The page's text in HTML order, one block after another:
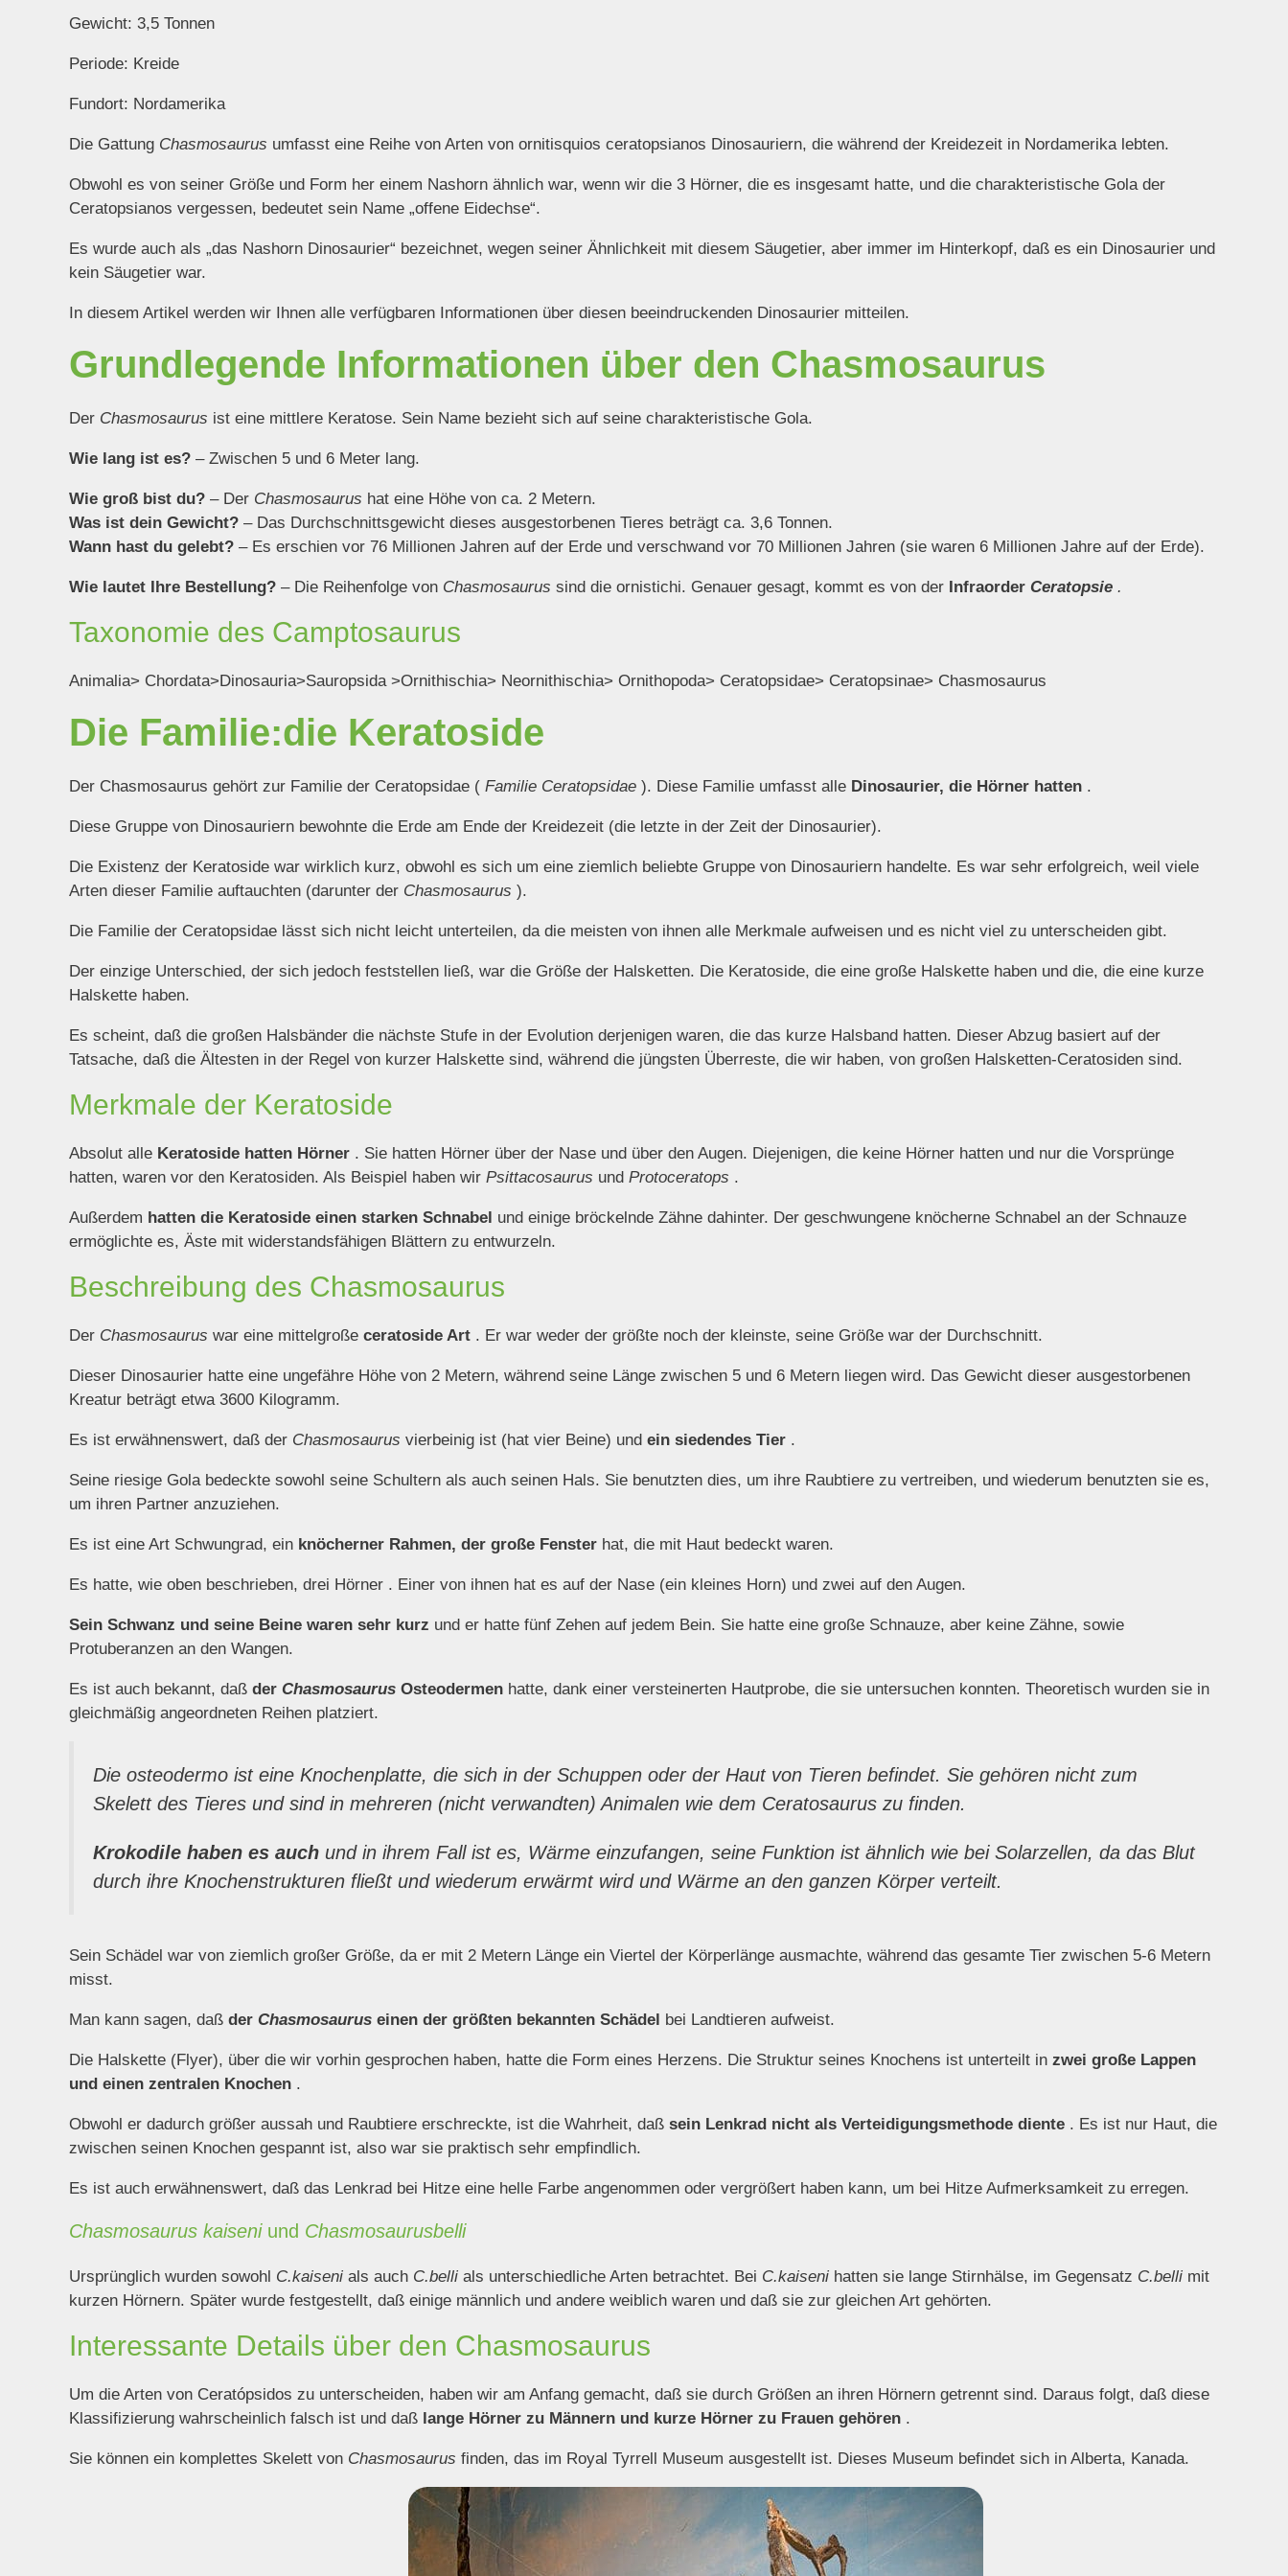
Gewicht: 3,5 Tonnen
Periode: Kreide
Fundort: Nordamerika
Die Gattung Chasmosaurus umfasst eine Reihe von Arten von ornitisquios ceratopsianos Dinosauriern, die während der Kreidezeit in Nordamerika lebten.
Obwohl es von seiner Größe und Form her einem Nashorn ähnlich war, wenn wir die 3 Hörner, die es insgesamt hatte, und die charakteristische Gola der
Ceratopsianos vergessen, bedeutet sein Name „offene Eidechse“.
Es wurde auch als „das Nashorn Dinosaurier“ bezeichnet, wegen seiner Ähnlichkeit mit diesem Säugetier, aber immer im Hinterkopf, daß es ein Dinosaurier und
kein Säugetier war.
In diesem Artikel werden wir Ihnen alle verfügbaren Informationen über diesen beeindruckenden Dinosaurier mitteilen.
Grundlegende Informationen über den Chasmosaurus
Der Chasmosaurus ist eine mittlere Keratose. Sein Name bezieht sich auf seine charakteristische Gola.
Wie lang ist es? – Zwischen 5 und 6 Meter lang.
Wie groß bist du? – Der Chasmosaurus hat eine Höhe von ca. 2 Metern.
Was ist dein Gewicht? – Das Durchschnittsgewicht dieses ausgestorbenen Tieres beträgt ca. 3,6 Tonnen.
Wann hast du gelebt? –Es erschien vor 76 Millionen Jahren auf der Erde und verschwand vor 70 Millionen Jahren (sie waren 6 Millionen Jahre auf der Erde).
Wie lautet Ihre Bestellung? – Die Reihenfolge von Chasmosaurus sind die ornistichi. Genauer gesagt, kommt es von der Infraorder Ceratopsie .
Taxonomie des Camptosaurus
Animalia> Chordata>Dinosauria>Sauropsida >Ornithischia> Neornithischia> Ornithopoda> Ceratopsidae> Ceratopsinae> Chasmosaurus
Die Familie:die Keratoside
Der Chasmosaurus gehört zur Familie der Ceratopsidae ( Familie Ceratopsidae ). Diese Familie umfasst alle Dinosaurier, die Hörner hatten .
Diese Gruppe von Dinosauriern bewohnte die Erde am Ende der Kreidezeit (die letzte in der Zeit der Dinosaurier).
Die Existenz der Keratoside war wirklich kurz, obwohl es sich um eine ziemlich beliebte Gruppe von Dinosauriern handelte. Es war sehr erfolgreich, weil viele
Arten dieser Familie auftauchten (darunter der Chasmosaurus ).
Die Familie der Ceratopsidae lässt sich nicht leicht unterteilen, da die meisten von ihnen alle Merkmale aufweisen und es nicht viel zu unterscheiden gibt.
Der einzige Unterschied, der sich jedoch feststellen ließ, war die Größe der Halsketten. Die Keratoside, die eine große Halskette haben und die, die eine kurze
Halskette haben.
Es scheint, daß die großen Halsbänder die nächste Stufe in der Evolution derjenigen waren, die das kurze Halsband hatten. Dieser Abzug basiert auf der
Tatsache, daß die Ältesten in der Regel von kurzer Halskette sind, während die jüngsten Überreste, die wir haben, von großen Halsketten-Ceratosiden sind.
Merkmale der Keratoside
Absolut alle Keratoside hatten Hörner . Sie hatten Hörner über der Nase und über den Augen. Diejenigen, die keine Hörner hatten und nur die Vorsprünge
hatten, waren vor den Keratosiden. Als Beispiel haben wir Psittacosaurus und Protoceratops .
Außerdem hatten die Keratoside einen starken Schnabel und einige bröckelnde Zähne dahinter. Der geschwungene knöcherne Schnabel an der Schnauze
ermöglichte es, Äste mit widerstandsfähigen Blättern zu entwurzeln.
Beschreibung des Chasmosaurus
Der Chasmosaurus war eine mittelgroße ceratoside Art . Er war weder der größte noch der kleinste, seine Größe war der Durchschnitt.
Dieser Dinosaurier hatte eine ungefähre Höhe von 2 Metern, während seine Länge zwischen 5 und 6 Metern liegen wird. Das Gewicht dieser ausgestorbenen
Kreatur beträgt etwa 3600 Kilogramm.
Es ist erwähnenswert, daß der Chasmosaurus vierbeinig ist (hat vier Beine) und ein siedendes Tier .
Seine riesige Gola bedeckte sowohl seine Schultern als auch seinen Hals. Sie benutzten dies, um ihre Raubtiere zu vertreiben, und wiederum benutzten sie es,
um ihren Partner anzuziehen.
Es ist eine Art Schwungrad, ein knöcherner Rahmen, der große Fenster hat, die mit Haut bedeckt waren.
Es hatte, wie oben beschrieben, drei Hörner . Einer von ihnen hat es auf der Nase (ein kleines Horn) und zwei auf den Augen.
Sein Schwanz und seine Beine waren sehr kurz und er hatte fünf Zehen auf jedem Bein. Sie hatte eine große Schnauze, aber keine Zähne, sowie
Protuberanzen an den Wangen.
Es ist auch bekannt, daß der Chasmosaurus Osteodermen hatte, dank einer versteinerten Hautprobe, die sie untersuchen konnten. Theoretisch wurden sie in
gleichmäßig angeordneten Reihen platziert.
Die osteodermo ist eine Knochenplatte, die sich in der Schuppen oder der Haut von Tieren befindet. Sie gehören nicht zum
Skelett des Tieres und sind in mehreren (nicht verwandten) Animalen wie dem Ceratosaurus zu finden.
Krokodile haben es auch und in ihrem Fall ist es, Wärme einzufangen, seine Funktion ist ähnlich wie bei Solarzellen, da das Blut
durch ihre Knochenstrukturen fließt und wiederum erwärmt wird und Wärme an den ganzen Körper verteilt.
Sein Schädel war von ziemlich großer Größe, da er mit 2 Metern Länge ein Viertel der Körperlänge ausmachte, während das gesamte Tier zwischen 5-6 Metern
misst.
Man kann sagen, daß der Chasmosaurus einen der größten bekannten Schädel bei Landtieren aufweist.
Die Halskette (Flyer), über die wir vorhin gesprochen haben, hatte die Form eines Herzens. Die Struktur seines Knochens ist unterteilt in zwei große Lappen
und einen zentralen Knochen .
Obwohl er dadurch größer aussah und Raubtiere erschreckte, ist die Wahrheit, daß sein Lenkrad nicht als Verteidigungsmethode diente . Es ist nur Haut, die
zwischen seinen Knochen gespannt ist, also war sie praktisch sehr empfindlich.
Es ist auch erwähnenswert, daß das Lenkrad bei Hitze eine helle Farbe angenommen oder vergrößert haben kann, um bei Hitze Aufmerksamkeit zu erregen.
Chasmosaurus kaiseniund Chasmosaurusbelli
Ursprünglich wurden sowohl C.kaiseni als auch C.belli als unterschiedliche Arten betrachtet. Bei C.kaiseni hatten sie lange Stirnhälse, im Gegensatz C.belli mit
kurzen Hörnern. Später wurde festgestellt, daß einige männlich und andere weiblich waren und daß sie zur gleichen Art gehörten.
Interessante Details über den Chasmosaurus
Um die Arten von Ceratópsidos zu unterscheiden, haben wir am Anfang gemacht, daß sie durch Größen an ihren Hörnern getrennt sind. Daraus folgt, daß diese
Klassifizierung wahrscheinlich falsch ist und daß lange Hörner zu Männern und kurze Hörner zu Frauen gehören .
Sie können ein komplettes Skelett von Chasmosaurus finden, das im Royal Tyrrell Museum ausgestellt ist. Dieses Museum befindet sich in Alberta, Kanada.